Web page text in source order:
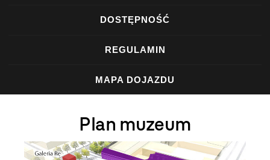
DOSTĘPNOŚĆ
REGULAMIN
MAPA DOJAZDU
Plan muzeum